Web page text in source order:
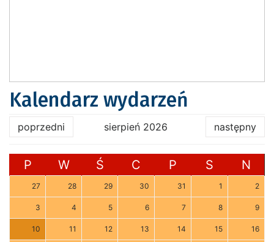
Kalendarz wydarzeń
poprzedni sierpień 2026 następny
P W Ś C P S N
27 28 29 30 31 1 2
3 4 5 6 7 8 9
10 11 12 13 14 15 16